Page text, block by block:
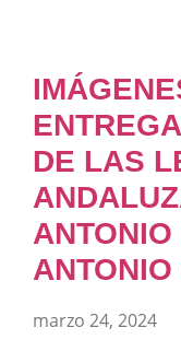
DE LAS
marzo 24, 2024